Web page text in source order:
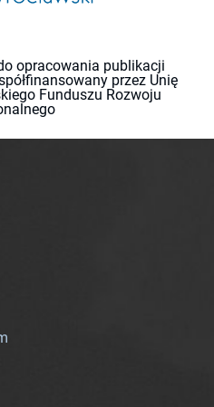
opracowania publikacji
przez Unię
Funduszu Rozwoju